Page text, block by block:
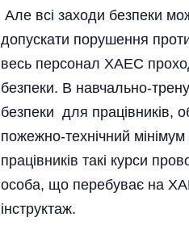
Але всі заходи безпеки
допускати порушення
весь персонал ХАЕС
безпеки. В навчально-
безпеки для працівників,
пожежно-технічний
працівників такі курси
особа, що перебуває на
інструктаж.